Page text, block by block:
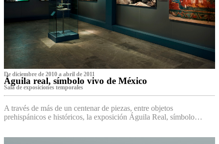
De diciembre de 2010 a abril de 2011
Águila real, símbolo vivo de México
Sala de exposiciones temporales
A través de más de un centenar de piezas, entre objetos
prehispánicos e históricos, la exposición Águila Real, símbolo…